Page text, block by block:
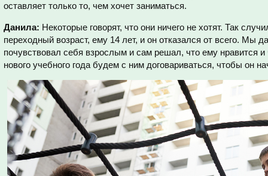
оставляет только то, чем хочет заниматься.
Данила: Некоторые говорят, что они ничего не хотят. Так
переходный возраст, ему 14 лет, и он отказался от всего. Мы
почувствовал себя взрослым и сам решал, что ему нравится и
нового учебного года будем с ним договариваться, чтобы он